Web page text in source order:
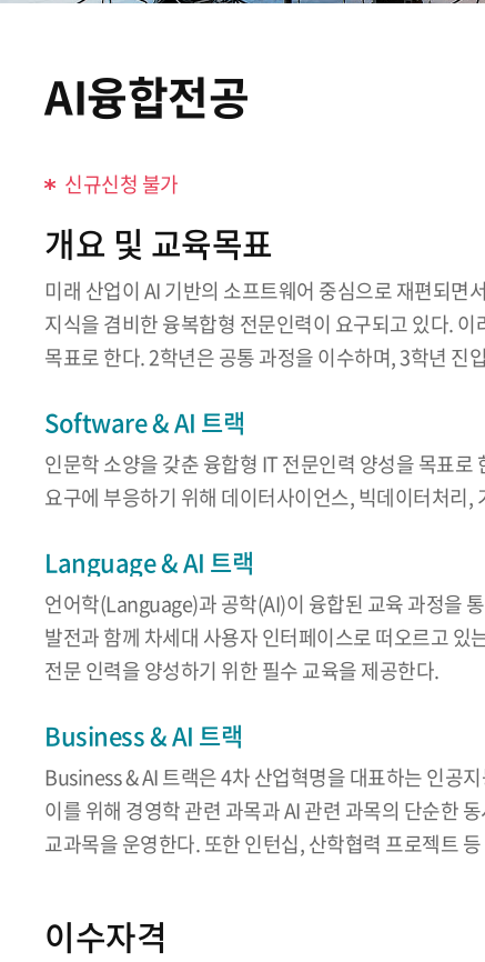
AI융합전공
신규신청 불가
개요 및 교육목표
미래 산업이 AI 기반의 소프트웨어 중심으로 재편되면
지식을 겸비한 융복합형 전문인력이 요구되고 있다.
목표로 한다. 2학년은 공통 과정을 이수하며, 3학년 진
Software & AI 트랙
인문학 소양을 갖춘 융합형 IT 전문인력 양성을 목표
요구에 부응하기 위해 데이터사이언스, 빅데이터처리
Language & AI 트랙
언어학(Language)과 공학(AI)이 융합된 교육 과정을
발전과 함께 차세대 사용자 인터페이스로 떠오르고
전문 인력을 양성하기 위한 필수 교육을 제공한다.
Business & AI 트랙
Business & AI 트랙은 4차 산업혁명을 대표하는 인공
이를 위해 경영학 관련 과목과 AI 관련 과목의 단순한
교과목을 운영한다. 또한 인턴십, 산학협력 프로젝트
이수자격